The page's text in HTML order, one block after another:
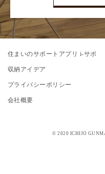
住まいのサポートアプリ i-サポ
収納アイデア
プライバシーポリシー
会社概要
© 2020 ICHIJO